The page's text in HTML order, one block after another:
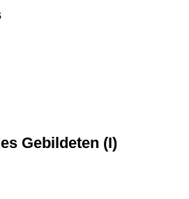
Gebildeten (I)